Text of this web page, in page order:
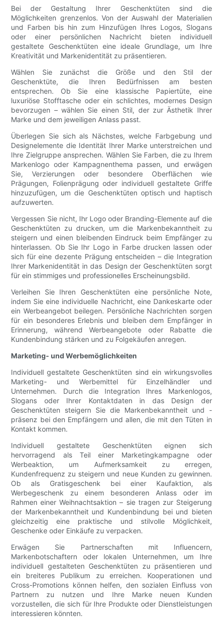
Bei der Gestaltung Ihrer Geschenktüten sind die
Möglichkeiten grenzenlos. Von der Auswahl der Materialien
und Farben bis hin zum Hinzufügen Ihres Logos, Slogans
oder einer persönlichen Nachricht bieten individuell
gestaltete Geschenktüten eine ideale Grundlage, um Ihre
Kreativität und Markenidentität zu präsentieren.
Wählen Sie zunächst die Größe und den Stil der
Geschenktüte, die Ihren Bedürfnissen am besten
entsprechen. Ob Sie eine klassische Papiertüte, eine
luxuriöse Stofftasche oder ein schlichtes, modernes Design
bevorzugen – wählen Sie einen Stil, der zur Ästhetik Ihrer
Marke und dem jeweiligen Anlass passt.
Überlegen Sie sich als Nächstes, welche Farbgebung und
Designelemente die Identität Ihrer Marke unterstreichen und
Ihre Zielgruppe ansprechen. Wählen Sie Farben, die zu Ihrem
Markenlogo oder Kampagnenthema passen, und erwägen
Sie, Verzierungen oder besondere Oberflächen wie
Prägungen, Folienprägung oder individuell gestaltete Griffe
hinzuzufügen, um die Geschenktüten optisch und haptisch
aufzuwerten.
Vergessen Sie nicht, Ihr Logo oder Branding-Elemente auf die
Geschenktüten zu drucken, um die Markenbekanntheit zu
steigern und einen bleibenden Eindruck beim Empfänger zu
hinterlassen. Ob Sie Ihr Logo in Farbe drucken lassen oder
sich für eine dezente Prägung entscheiden – die Integration
Ihrer Markenidentität in das Design der Geschenktüten sorgt
für ein stimmiges und professionelles Erscheinungsbild.
Verleihen Sie Ihren Geschenktüten eine persönliche Note,
indem Sie eine individuelle Nachricht, eine Dankeskarte oder
ein Werbeangebot beilegen. Persönliche Nachrichten sorgen
für ein besonderes Erlebnis und bleiben dem Empfänger in
Erinnerung, während Werbeangebote oder Rabatte die
Kundenbindung stärken und zu Folgekäufen anregen.
Marketing- und Werbemöglichkeiten
Individuell gestaltete Geschenktüten sind ein wirkungsvolles
Marketing- und Werbemittel für Einzelhändler und
Unternehmen. Durch die Integration Ihres Markenlogos,
Slogans oder Ihrer Kontaktdaten in das Design der
Geschenktüten steigern Sie die Markenbekanntheit und -
präsenz bei den Empfängern und allen, die mit den Tüten in
Kontakt kommen.
Individuell gestaltete Geschenktüten eignen sich
hervorragend als Teil einer Marketingkampagne oder
Werbeaktion, um Aufmerksamkeit zu erregen,
Kundenfrequenz zu steigern und neue Kunden zu gewinnen.
Ob als Gratisgeschenk bei einer Kaufaktion, als
Werbegeschenk zu einem besonderen Anlass oder im
Rahmen einer Weihnachtsaktion – sie tragen zur Steigerung
der Markenbekanntheit und Kundenbindung bei und bieten
gleichzeitig eine praktische und stilvolle Möglichkeit,
Geschenke oder Einkäufe zu verpacken.
Erwägen Sie Partnerschaften mit Influencern,
Markenbotschaftern oder lokalen Unternehmen, um Ihre
individuell gestalteten Geschenktüten zu präsentieren und
ein breiteres Publikum zu erreichen. Kooperationen und
Cross-Promotions können helfen, den sozialen Einfluss von
Partnern zu nutzen und Ihre Marke neuen Kunden
vorzustellen, die sich für Ihre Produkte oder Dienstleistungen
interessieren könnten.